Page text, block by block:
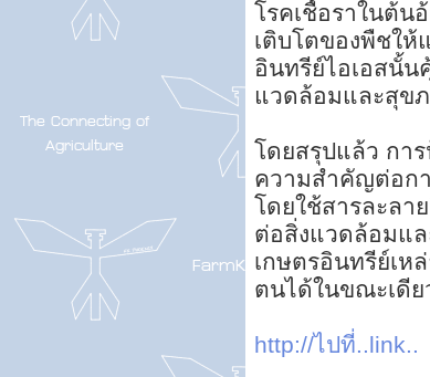
โรคเชื้อราในต้น
เติบโตของพืชให้
อินทรีย์ไอเอสนั้น
แวดล้อมและสุข
โดยสรุปแล้ว กา
ความสำคัญต่อก
โดยใช้สารละลา
ต่อสิ่งแวดล้อมแ
เกษตรอินทรีย์เห
ตนได้ในขณะเดีย
http://ไปที่..link..